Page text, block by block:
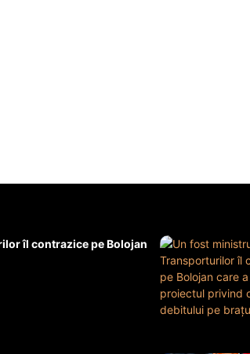
îl contrazice pe Bolojan